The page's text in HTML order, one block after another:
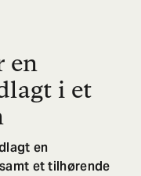
en
i et
en
et tilhørende